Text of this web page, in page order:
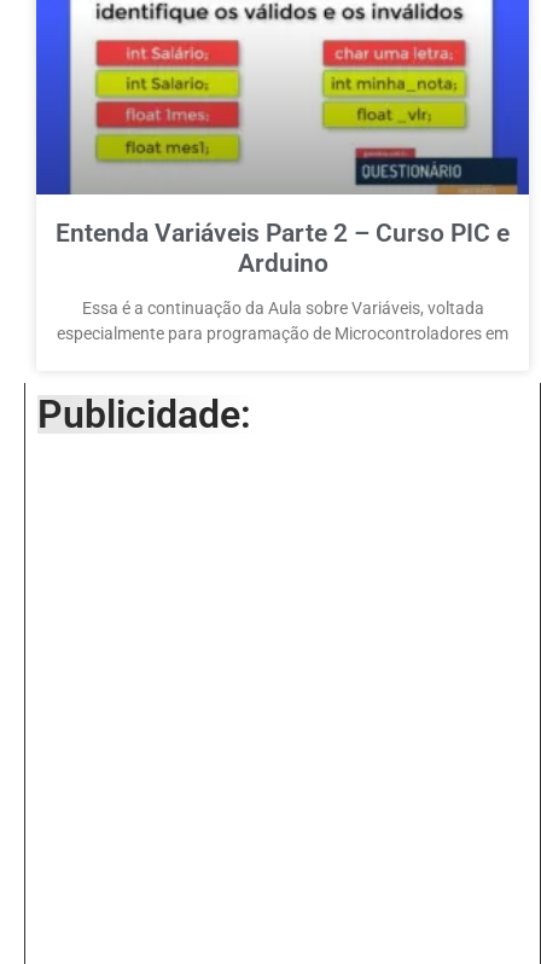
Entenda Variáveis Parte 2 – Curso PIC e
Arduino
Essa é a continuação da Aula sobre Variáveis, voltada
especialmente para programação de Microcontroladores em
Publicidade: